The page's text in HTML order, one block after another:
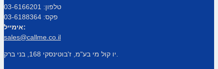
טלפון: 03-6166201
פקס: 03-6188364
אימייל:
sales@callme.co.il